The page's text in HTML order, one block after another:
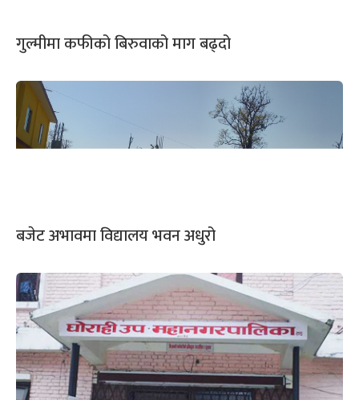
गुल्मीमा कफीको बिरुवाको माग बढ्दो
बजेट अभावमा विद्यालय भवन अधुरो